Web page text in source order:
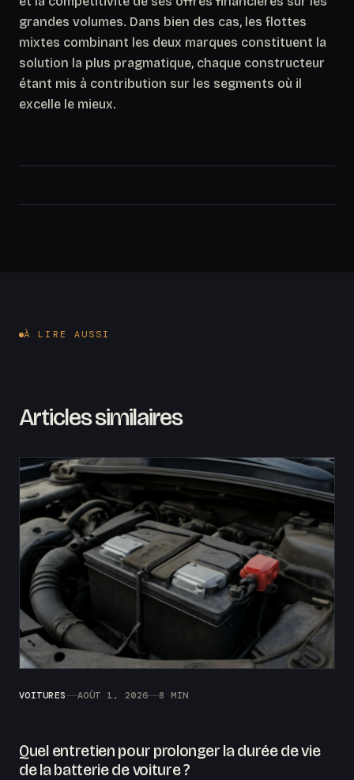
grandes volumes. Dans bien des cas, les flottes
mixtes combinant les deux marques constituent la
solution la plus pragmatique, chaque constructeur
étant mis à contribution sur les segments où il
excelle le mieux.
À LIRE AUSSI
Articles similaires
VOITURES AOÛT 1, 2026 8 MIN
Quel entretien pour prolonger la durée de vie
de la batterie de voiture ?